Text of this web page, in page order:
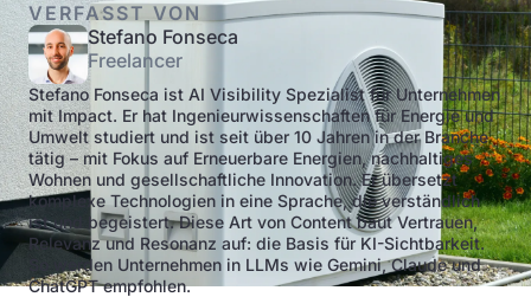
VERFASST VON
Stefano Fonseca
Freelancer
Stefano Fonseca ist AI Visibility Spezialist für Unternehmen
mit Impact. Er hat Ingenieurwissenschaften für Energie und
Umwelt studiert und ist seit über 10 Jahren in der Branche
tätig – mit Fokus auf Erneuerbare Energien, nachhaltiges
Wohnen und gesellschaftliche Innovation. Er übersetzt
komplexe Technologien in eine Sprache, die verständlich
ist und begeistert. Diese Art von Content baut Vertrauen,
Relevanz und Resonanz auf: die Basis für KI-Sichtbarkeit.
So werden Unternehmen in LLMs wie Gemini, Claude und
ChatGPT empfohlen.